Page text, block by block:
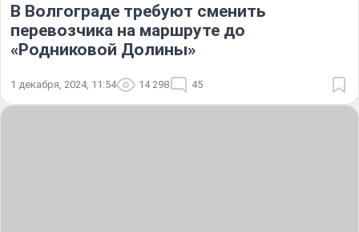
В Волгограде требуют сменить
перевозчика на маршруте до
«Родниковой Долины»
1 декабря, 2024, 11:54 14 298 45